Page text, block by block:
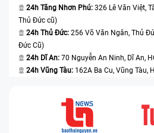
24h Tăng Nhơn Phú: 326 Lê Văn Việt,
Thủ Đức cũ)
24h Thủ Đức: 256 Võ Văn Ngân, Thủ
Đức Cũ)
24h Dĩ An: 70 Nguyễn An Ninh, Dĩ An,
24h Vũng Tàu: 162A Ba Cu, Vũng Tàu,